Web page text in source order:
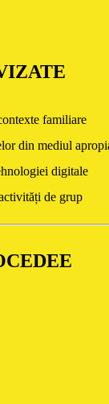
familiare
din mediul
digitale
de grup